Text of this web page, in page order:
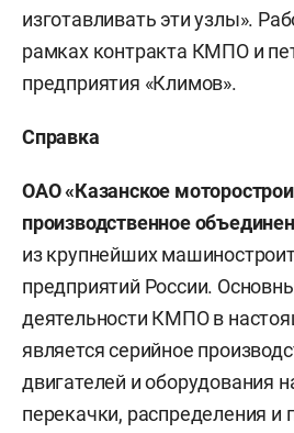
изготавливать эти узлы».
рамках контракта КМПО и
предприятия «Климов».
Справка
ОАО «Казанское
производственное
из крупнейших
предприятий России.
деятельности КМПО в
является серийное
двигателей и оборудования
перекачки, распределения и